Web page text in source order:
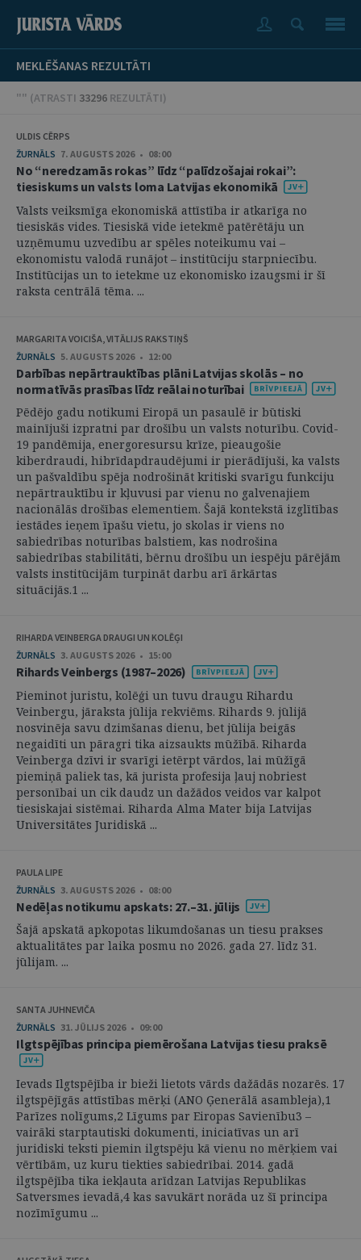
MEKLĒŠANAS REZULTĀTI
"" (ATRASTI 33296 REZULTĀTI)
ULDIS CĒRPS
ŽURNĀLS 7. AUGUSTS 2026 • 08:00
No “neredzamās rokas” līdz “palīdzošajai rokai”:
tiesiskums un valsts loma Latvijas ekonomikā
Valsts veiksmīga ekonomiskā attīstība ir atkarīga no
tiesiskās vides. Tiesiskā vide ietekmē patērētāju un
uzņēmumu uzvedību ar spēles noteikumu vai –
ekonomistu valodā runājot – institūciju starpniecību.
Institūcijas un to ietekme uz ekonomisko izaugsmi ir šī
raksta centrālā tēma. ...
MARGARITA VOICIŠA, VITĀLIJS RAKSTIŅŠ
ŽURNĀLS 5. AUGUSTS 2026 • 12:00
Darbības nepārtrauktības plāni Latvijas skolās – no
normatīvās prasības līdz reālai noturībai
Pēdējo gadu notikumi Eiropā un pasaulē ir būtiski
mainījuši izpratni par drošību un valsts noturību. Covid-
19 pandēmija, energoresursu krīze, pieaugošie
kiberdraudi, hibrīdapdraudējumi ir pierādījuši, ka valsts
un pašvaldību spēja nodrošināt kritiski svarīgu funkciju
nepārtrauktību ir kļuvusi par vienu no galvenajiem
nacionālās drošības elementiem. Šajā kontekstā izglītības
iestādes ieņem īpašu vietu, jo skolas ir viens no
sabiedrības noturības balstiem, kas nodrošina
sabiedrības stabilitāti, bērnu drošību un iespēju pārējām
valsts institūcijām turpināt darbu arī ārkārtas
situācijās.1 ...
RIHARDA VEINBERGA DRAUGI UN KOLĒĢI
ŽURNĀLS 3. AUGUSTS 2026 • 15:00
Rihards Veinbergs (1987–2026)
Pieminot juristu, kolēģi un tuvu draugu Rihardu
Veinbergu, jāraksta jūlija rekviēms. Rihards 9. jūlijā
nosvinēja savu dzimšanas dienu, bet jūlija beigās
negaidīti un pāragri tika aizsaukts mūžībā. Riharda
Veinberga dzīvi ir svarīgi ietērpt vārdos, lai mūžīgā
piemiņā paliek tas, kā jurista profesija ļauj nobriest
personībai un cik daudz un dažādos veidos var kalpot
tiesiskajai sistēmai. Riharda Alma Mater bija Latvijas
Universitātes Juridiskā ...
PAULA LIPE
ŽURNĀLS 3. AUGUSTS 2026 • 08:00
Nedēļas notikumu apskats: 27.–31. jūlijs
Šajā apskatā apkopotas likumdošanas un tiesu prakses
aktualitātes par laika posmu no 2026. gada 27. līdz 31.
jūlijam. ...
SANTA JUHNEVIČA
ŽURNĀLS 31. JŪLIJS 2026 • 09:00
Ilgtspējības principa piemērošana Latvijas tiesu praksē
Ievads Ilgtspējība ir bieži lietots vārds dažādās nozarēs. 17
ilgtspējīgās attīstības mērķi (ANO Ģenerālā asambleja),1
Parīzes nolīgums,2 Līgums par Eiropas Savienību3 –
vairāki starptautiski dokumenti, iniciatīvas un arī
juridiski teksti piemin ilgtspēju kā vienu no mērķiem vai
vērtībām, uz kuru tiekties sabiedrībai. 2014. gadā
ilgtspējība tika iekļauta arīdzan Latvijas Republikas
Satversmes ievadā,4 kas savukārt norāda uz šī principa
nozīmīgumu ...